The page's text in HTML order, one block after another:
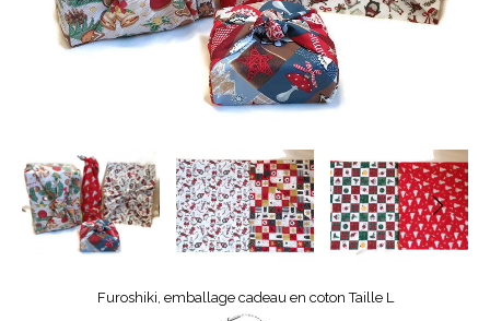
Furoshiki, emballage cadeau en coton Taille L